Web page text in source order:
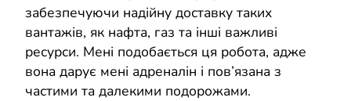
забезпечуючи надійну доставку таких
вантажів, як нафта, газ та інші важливі
ресурси. Мені подобається ця робота, адже
вона дарує мені адреналін і пов’язана з
частими та далекими подорожами.